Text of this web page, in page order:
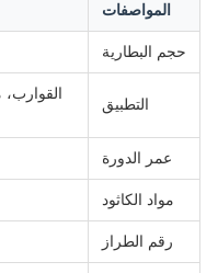
المواصفات
حجم البطارية
التطبيق
عمر الدورة
مواد الكاثود
رقم الطراز